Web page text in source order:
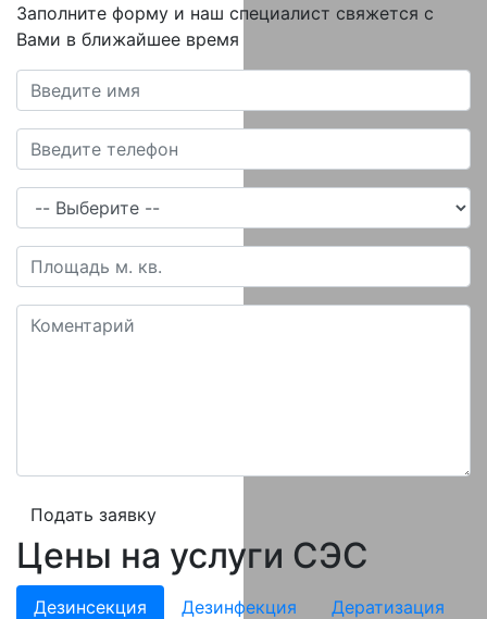
Заполните форму и наш специалист свяжется с
Вами в ближайшее время
Подать заявку
Цены на услуги СЭС
Дезинсекция Дезинфекция Дератизация